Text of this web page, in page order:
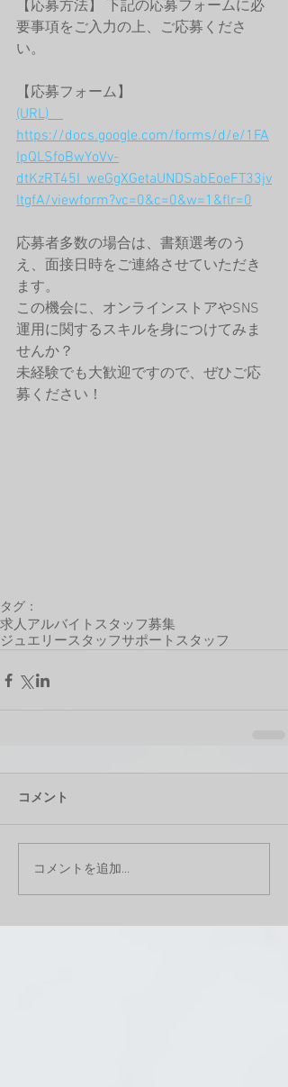
【応募方法】 下記の応募フォームに必
要事項をご入力の上、ご応募くださ
い。
【応募フォーム】
(URL)
https://docs.google.com/forms/d/e/1FA
IpQLSfoBwYoVv-
dtKzRT45I_weGgXGetaUNDSabEoeFT33jv
ltgfA/viewform?vc=0&c=0&w=1&flr=0
応募者多数の場合は、書類選考のう
え、面接日時をご連絡させていただき
ます。
この機会に、オンラインストアやSNS
運用に関するスキルを身につけてみま
せんか？
未経験でも大歓迎ですので、ぜひご応
募ください！
タグ：
求人アルバイト スタッフ募集
ジュエリースタッフサポートスタッフ
コメント
コメントを追加…